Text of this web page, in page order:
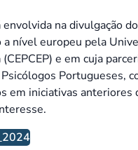
na divulgação
a nível europeu pela
e em cuja
Portugueses,
em iniciativas anteriores